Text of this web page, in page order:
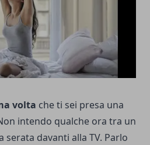
volta che ti sei presa una
intendo qualche ora tra un
serata davanti alla TV. Parlo